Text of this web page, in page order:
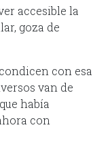
accesible la
goza de
con esa
van de
había
con